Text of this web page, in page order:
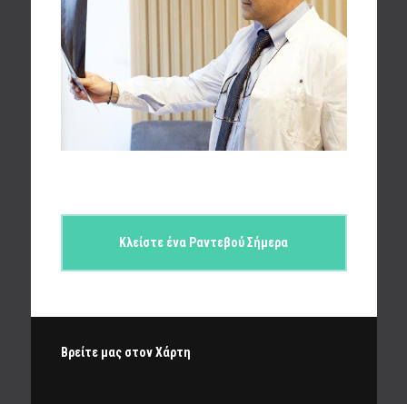
Κλείστε ένα Ραντεβού Σήμερα
Βρείτε μας στον Χάρτη